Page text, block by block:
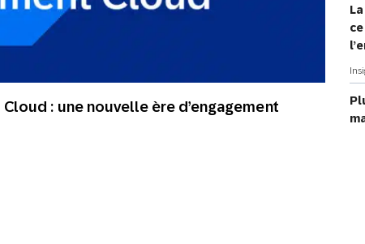
conversationnelle
: une nouvelle ère d’engagement